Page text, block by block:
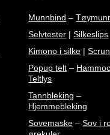
Munnbind –
Selvtester |Silkeslips
Kimono i silke |
Popup telt –
Teltlys
Tannbleking –
Hjemmebleking
Sovemaske –Sov i